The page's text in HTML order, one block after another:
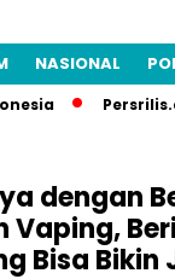
NASIONAL
dengan
Vaping,
Bisa Bikin